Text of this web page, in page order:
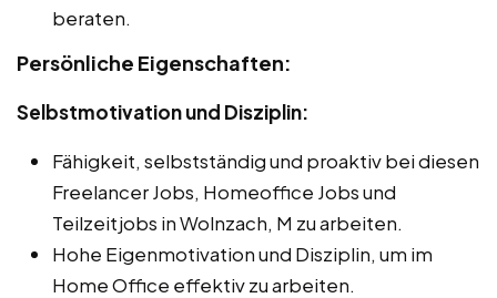
beraten.
Persönliche Eigenschaften:
Selbstmotivation und Disziplin:
Fähigkeit, selbstständig und proaktiv bei diesen
Freelancer Jobs, Homeoffice Jobs und
Teilzeitjobs in Wolnzach, M zu arbeiten.
Hohe Eigenmotivation und Disziplin, um im
Home Office effektiv zu arbeiten.